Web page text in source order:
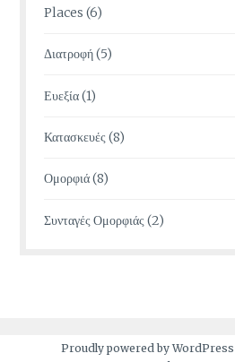
Places (6)
Διατροφή(5)
Ευεξία(1)
Κατασκευές (8)
Ομορφιά(8)
Συνταγές Ομορφιάς (2)
Proudly powered by WordPress